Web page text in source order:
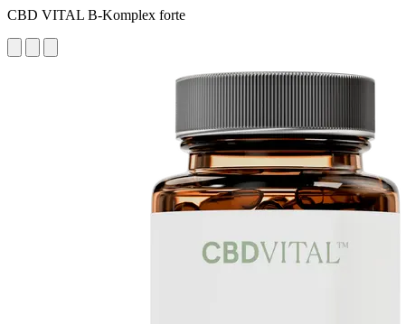
CBD VITAL B-Komplex forte